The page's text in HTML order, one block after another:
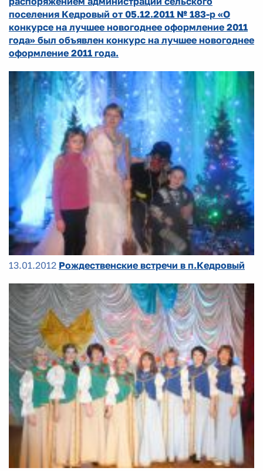
поселения Кедровый от 05.12.2011 № 183-р «О
конкурсе на лучшее новогоднее оформление 2011
года» был объявлен конкурс на лучшее новогоднее
оформление 2011 года.
13.01.2012 Рождественские встречи в п.Кедровый